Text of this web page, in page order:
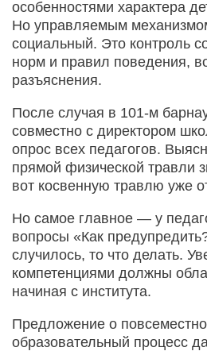
особенностями характера
Но управляемым
социальный. Это контроль
норм и правил поведения,
разъяснения.
После случая в 101-м
совместно с директором
опрос всех педагогов.
прямой физической травли
вот косвенную травлю уже
Но самое главное — у
вопросы «Как
случилось, то что делать.
компетенциями должны
начиная с института.
Предложение о
образовательный процесс